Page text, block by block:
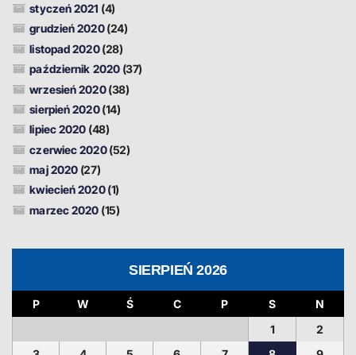
styczeń 2021 (4)
grudzień 2020(24)
listopad 2020(28)
październik 2020(37)
wrzesień 2020(38)
sierpień 2020(14)
lipiec 2020 (48)
czerwiec 2020(52)
maj 2020 (27)
kwiecień 2020(1)
marzec 2020 (15)
SIERPIEŃ 2026
P W Ś C P S
N
1
2